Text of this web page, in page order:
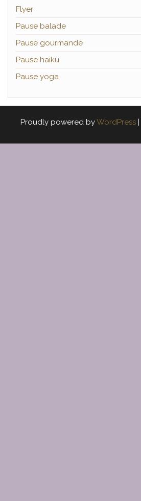
Flyer
Pause balade
Pause gourmande
Pause haiku
Pause yoga
Proudly powered byWordPress |